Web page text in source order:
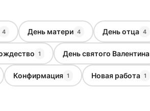
4 День матери 4 День отца 4
1 День святого Валентина
Конфирмация 1 Новая работа 1